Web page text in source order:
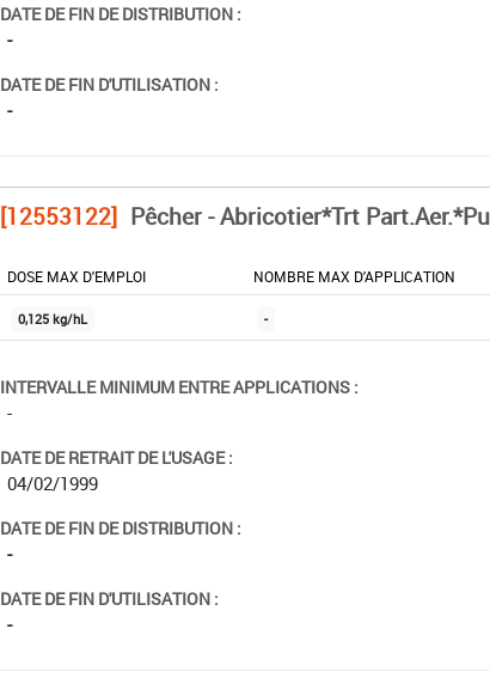
DATE DE FIN DE DISTRIBUTION :
-
DATE DE FIN D'UTILISATION :
-
[12553122] Pêcher - Abricotier*Trt
DOSE MAX D'EMPLOI NOMBRE MAX D'APPLICATION
0,125 kg/hL -
INTERVALLE MINIMUM ENTRE APPLICATIONS :
-
DATE DE RETRAIT DE L'USAGE :
04/02/1999
DATE DE FIN DE DISTRIBUTION :
-
DATE DE FIN D'UTILISATION :
-